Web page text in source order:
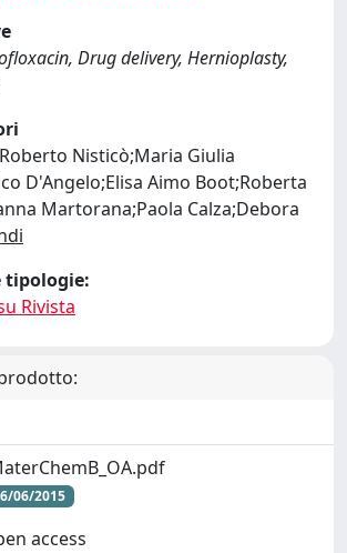
Drug delivery, Hernioplasty,
Nisticò;Maria Giulia
D'Angelo;Elisa Aimo Boot;Roberta
Martorana;Paola Calza;Debora
tipologie:
Rivista
06/2015
access